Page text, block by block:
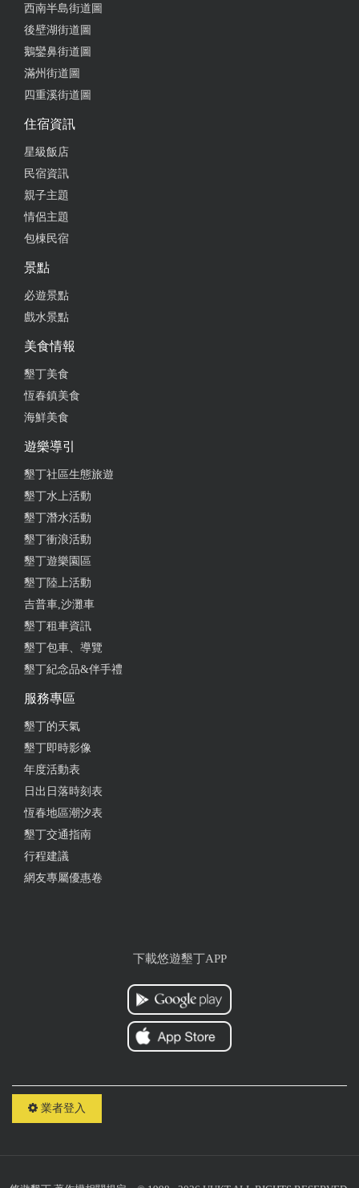
西南半島街道圖
後壁湖街道圖
鵝鑾鼻街道圖
滿州街道圖
四重溪街道圖
住宿資訊
星級飯店
民宿資訊
親子主題
情侶主題
包棟民宿
景點
必遊景點
戲水景點
美食情報
墾丁美食
恆春鎮美食
海鮮美食
遊樂導引
墾丁社區生態旅遊
墾丁水上活動
墾丁潛水活動
墾丁衝浪活動
墾丁遊樂園區
墾丁陸上活動
吉普車,沙灘車
墾丁租車資訊
墾丁包車、導覽
墾丁紀念品&伴手禮
服務專區
墾丁的天氣
墾丁即時影像
年度活動表
日出日落時刻表
恆春地區潮汐表
墾丁交通指南
行程建議
網友專屬優惠卷
下載悠遊墾丁APP
業者登入